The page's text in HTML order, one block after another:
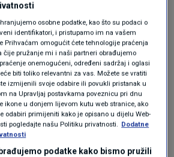
kada je riječ o nafti, što znači
s opskrbom naftom. U
ići ćemo na štednju ili na
Cijene se formiraju na
nastat će veliki problemi.
bi bilo da se zaustavi taj
u normalizaciju opskrbe
u pitanju i gnojiva. Kina i
osobne podatke, kao što su podaci o
identifikatori, i pristupamo im na vašem
Prihvaćam omogućit ćete tehnologije praćenja
čije pružanje mi i naši partneri obrađujemo
onemogućeni, određeni sadržaj i oglasi
biti toliko relevantni za vas. Možete se vratiti
izmijenili svoje odabire ili povukli pristanak u
na Upravljaj postavkama poveznicu pri dnu
ikone u donjem lijevom kutu web stranice, ako
odabiri primijeniti kako je opisano u dijelu Web-
pogledajte našu Politiku privatnosti. Dodatne
podatke kako bismo pružili